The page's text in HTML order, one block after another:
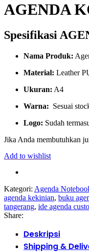
AGENDA
Spesifikasi
Nama Produk:
Material: Leather
Ukuran: A4
Warna: Sesuai
Logo: Sudah
Jika Anda membutuhkan
Add to wishlist
Kategori: Agenda
agenda kekinian, buku
tangerang, ide agenda
Share:
Deskripsi
Shipping &